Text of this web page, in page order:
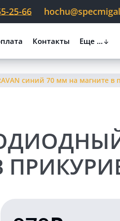
25-66
Контакты Еще ...
синий 70 мм на магните в